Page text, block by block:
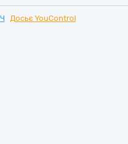
Досьє YouControl